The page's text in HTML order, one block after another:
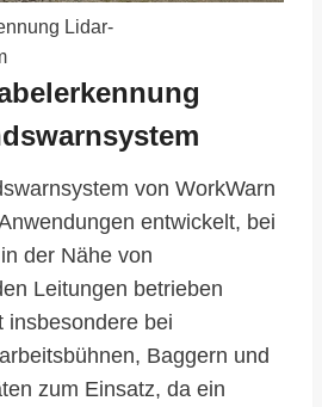
Lidar-
von WorkWarn
entwickelt, bei
der Nähe von
Leitungen betrieben
insbesondere bei
Baggern und
zum Einsatz, da ein